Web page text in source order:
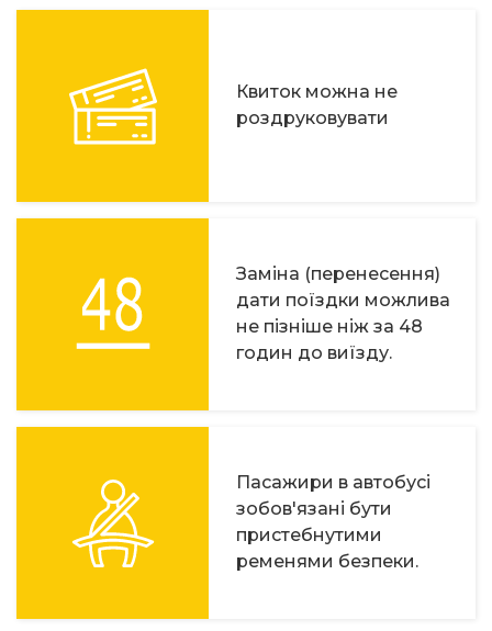
Квиток можна не
роздруковувати
Заміна (перенесення)
дати поїздки можлива
не пізніше ніж за 48
годин до виїзду.
Пасажири в автобусі
зобов'язані бути
пристебнутими
ременями безпеки.